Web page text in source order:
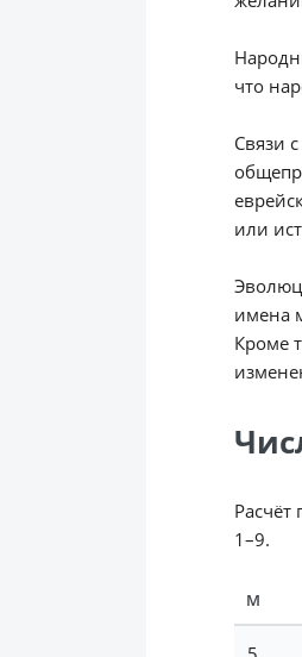
что
Связи
или
имена
Кроме
Расчёт
1–9.
М